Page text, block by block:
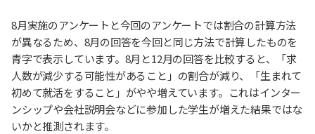
8月実施のアンケートと今回のアンケートでは割合の計算方法
が異なるため、8月の回答を今回と同じ方法で計算したものを
青字で表示しています。8月と12月の回答を比較すると、「求
人数が減少する可能性があること」の割合が減り、「生まれて
初めて就活をすること」がやや増えています。これはインター
ンシップや会社説明会などに参加した学生が増えた結果ではな
いかと推測されます。